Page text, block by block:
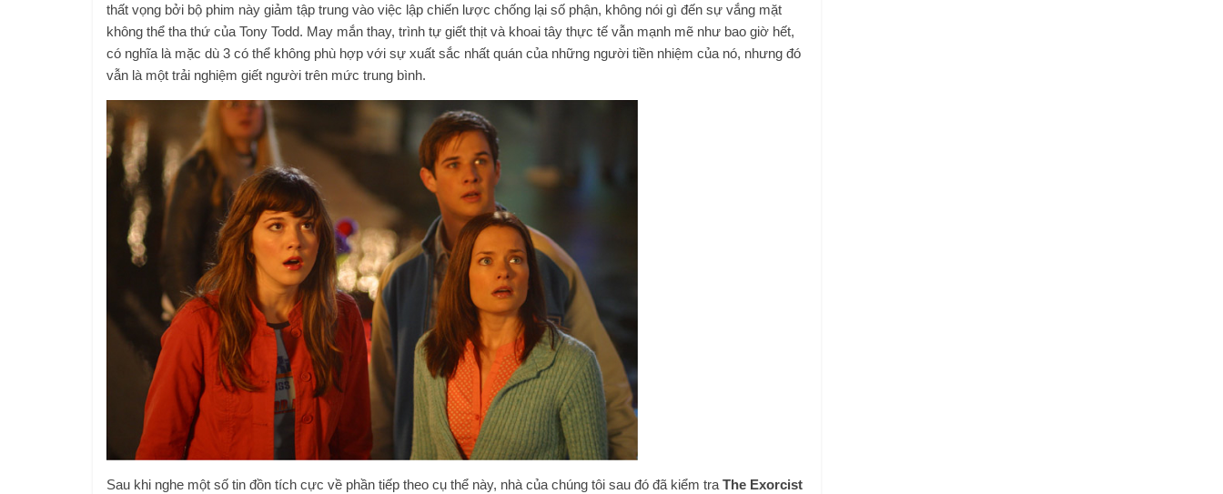
thất vọng bởi bộ phim này giảm tập trung vào việc lập chiến lược chống lại số phận, không nói gì đến sự vắng mặt
không thể tha thứ của Tony Todd. May mắn thay, trình tự giết thịt và khoai tây thực tế vẫn mạnh mẽ như bao giờ hết,
có nghĩa là mặc dù 3 có thể không phù hợp với sự xuất sắc nhất quán của những người tiền nhiệm của nó, nhưng đó
vẫn là một trải nghiệm giết người trên mức trung bình.
Sau khi nghe một số tin đồn tích cực về phần tiếp theo cụ thể này, nhà của chúng tôi sau đó đã kiểm tra The Exorcist